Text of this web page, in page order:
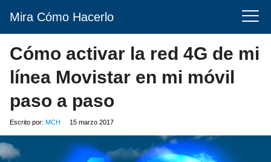
Mira Cómo Hacerlo
Cómo activar la red 4G de mi
línea Movistar en mi móvil
paso a paso
Escrito por: MCH 15 marzo 2017